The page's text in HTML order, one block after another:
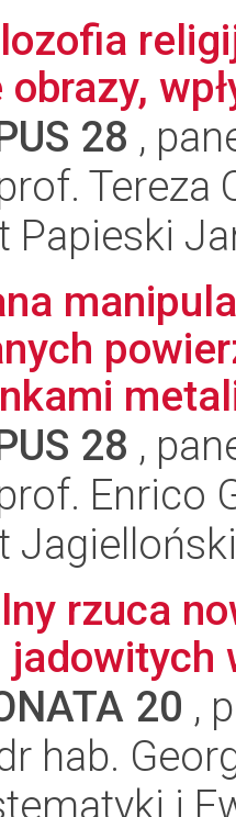
28 ,
Tereza
Papieski
28 ,
Enrico
Jagielloński
rzuca
20 ,
hab.
i